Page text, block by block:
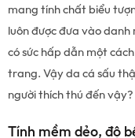
mang tính chất biểu
luôn được đưa vào
có sức hấp dẫn một
trang. Vậy da cá sấu
người thích thú đến vậy?
Tính mềm dẻo, độ